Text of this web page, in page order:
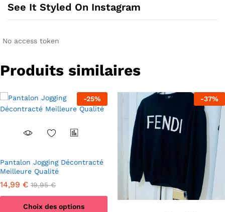
variations.
sur
page
produit
See It Styled On Instagram
No access token
Produits similaires
-25%
Pantalon Jogging Décontracté
Meilleure Qualité
14,99 € 19,95€
Choix des options
-37%